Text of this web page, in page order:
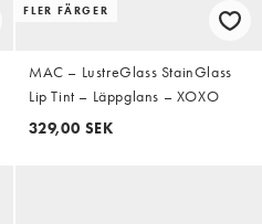
FLER FÄRGER
MAC – LustreGlass StainGlass
Lip Tint – Läppglans – XOXO
329,00 SEK